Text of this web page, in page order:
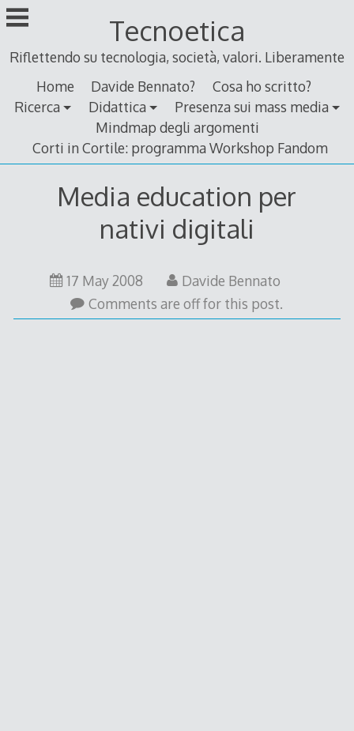
Skip
to
Tecnoetica
Riflettendo su tecnologia, società, valori. Liberamente
Home
Davide Bennato?
Cosa ho scritto?
Ricerca
Didattica
Presenza sui mass media
Mindmap degli argomenti
Corti in Cortile: programma Workshop Fandom
Media education per
nativi digitali
17 May 200818
May
Davide Bennato
Comments are off for this post.